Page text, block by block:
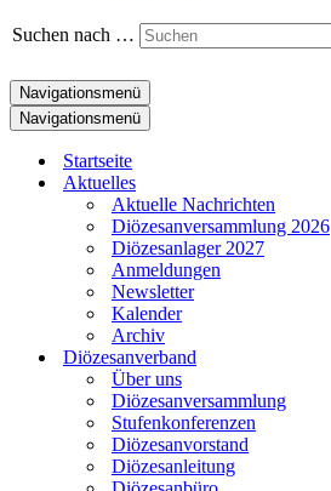
Suchen nach …
Navigationsmenü
Navigationsmenü
Startseite
Aktuelles
Aktuelle Nachrichten
Diözesanversammlung 2026
Diözesanlager 2027
Anmeldungen
Newsletter
Kalender
Archiv
Diözesanverband
Über uns
Diözesanversammlung
Stufenkonferenzen
Diözesanvorstand
Diözesanleitung